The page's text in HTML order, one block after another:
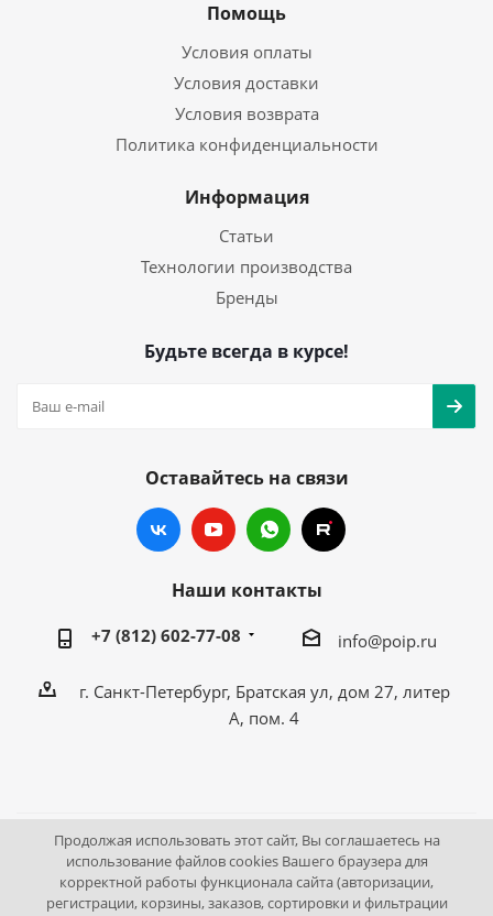
Помощь
Условия оплаты
Условия доставки
Условия возврата
Политика конфиденциальности
Информация
Статьи
Технологии производства
Бренды
Будьте всегда в курсе!
Оставайтесь на связи
Наши контакты
+7 (812) 602-77-08 info@poip.ru
г. Санкт-Петербург, Братская ул, дом 27, литер
А, пом. 4
2009 - 2026 © Промышленное оборудование Интернет
портал.
Продолжая использовать этот сайт, Вы соглашаетесь на
использование файлов cookies Вашего браузера для
корректной работы функционала сайта (авторизации,
регистрации, корзины, заказов, сортировки и фильтрации